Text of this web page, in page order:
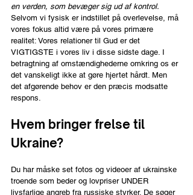
en verden, som bevæger sig ud af kontrol.
Selvom vi fysisk er indstillet på overlevelse, må
vores fokus altid være på vores primære
realitet: Vores relationer til Gud er det
VIGTIGSTE i vores liv i disse sidste dage. I
betragtning af omstændighederne omkring os er
det vanskeligt ikke at gøre hjertet hårdt. Men
det afgørende behov er den præcis modsatte
respons.
Hvem bringer frelse til
Ukraine?
Du har måske set fotos og videoer af ukrainske
troende som beder og lovpriser UNDER
livsfarlige angreb fra russiske styrker. De søger